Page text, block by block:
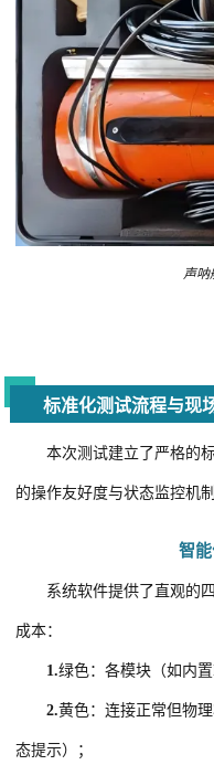
声呐
标准化测试流程与现
本次测试建立了严格的
的操作友好度与状态监控机制
智
系统软件提供了直观的
成本：
1.绿色：各模块（如内置
2.黄色：连接正常但物
态提示）；